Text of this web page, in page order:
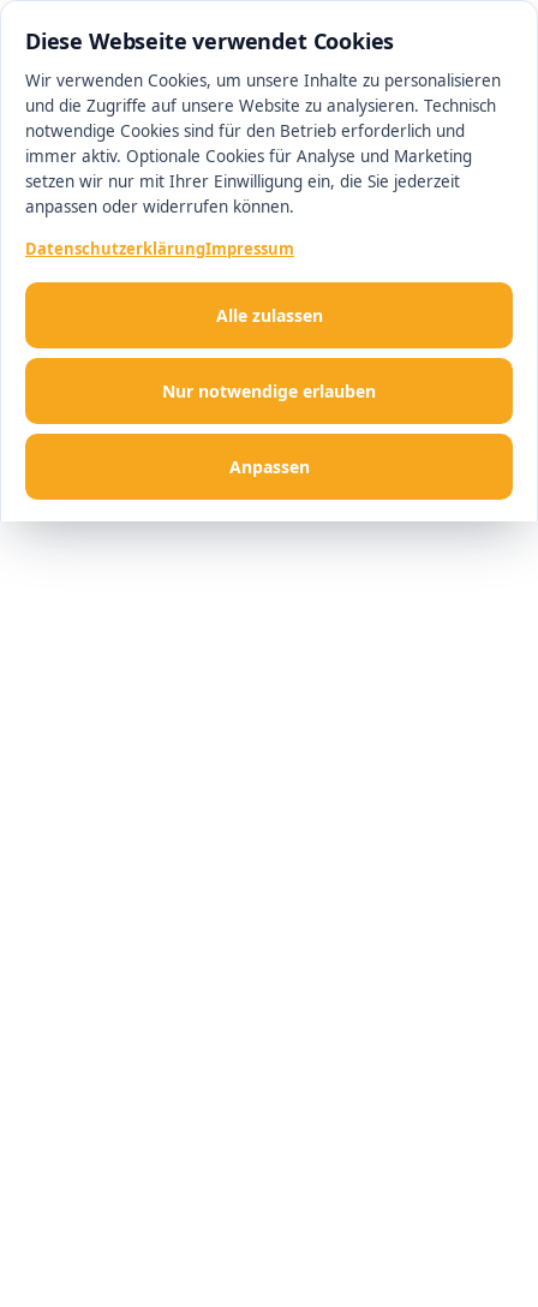
Diese Webseite verwendet Cookies
Wir verwenden Cookies, um unsere Inhalte zu personalisieren
und die Zugriffe auf unsere Website zu analysieren. Technisch
notwendige Cookies sind für den Betrieb erforderlich und
immer aktiv. Optionale Cookies für Analyse und Marketing
setzen wir nur mit Ihrer Einwilligung ein, die Sie jederzeit
anpassen oder widerrufen können.
DatenschutzerklärungImpressum
Nur notwendige erlauben
Anpassen
Alle zulassen